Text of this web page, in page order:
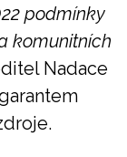
podmínky
komunitních
Nadace